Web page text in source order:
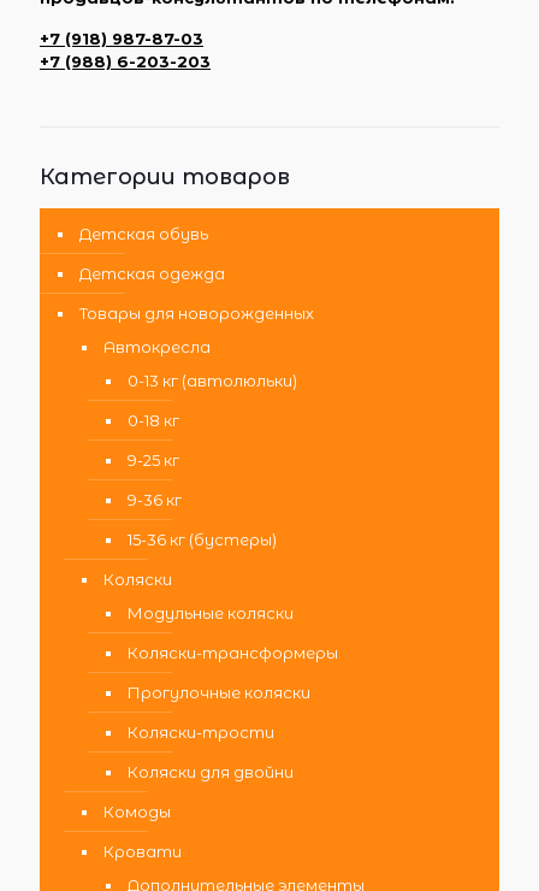
+7 (918) 987-87-03
+7 (988) 6-203-203
Категории товаров
Детская обувь
Детская одежда
Товары для новорожденных
Автокресла
0-13 кг (автолюльки)
0-18 кг
9-25 кг
9-36 кг
15-36 кг (бустеры)
Коляски
Модульные коляски
Коляски-трансформеры
Прогулочные коляски
Коляски-трости
Коляски для двойни
Комоды
Кровати
Дополнительные элементы